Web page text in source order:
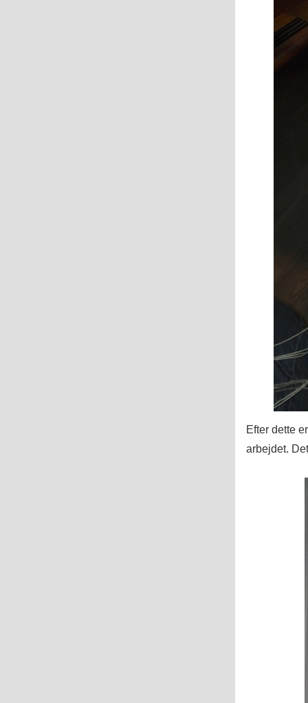
Efter dette
arbejdet.